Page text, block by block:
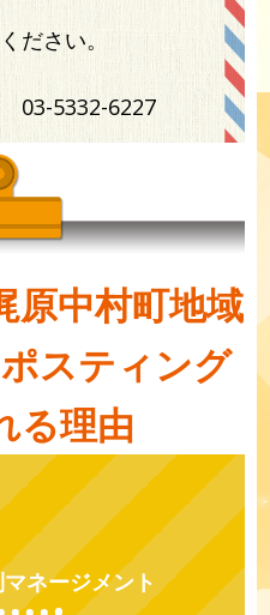
ださい。
03-5332-6227
原中村町地域
スティング
る理由
ネージメント